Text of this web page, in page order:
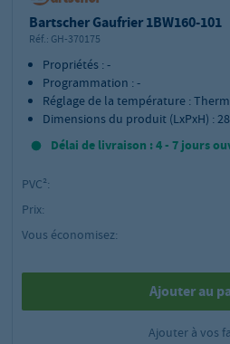
Bartscher Gaufrier 1BW160-101
Réf.: GH-370175
Propriétés : -
Programmation : -
Réglage de la température :
Dimensions du produit (LxPxH) :
Délai de livraison : 4 - 7 jours
PVC²:
Prix:
Vous économisez:
Ajouter au
Ajouter à vos